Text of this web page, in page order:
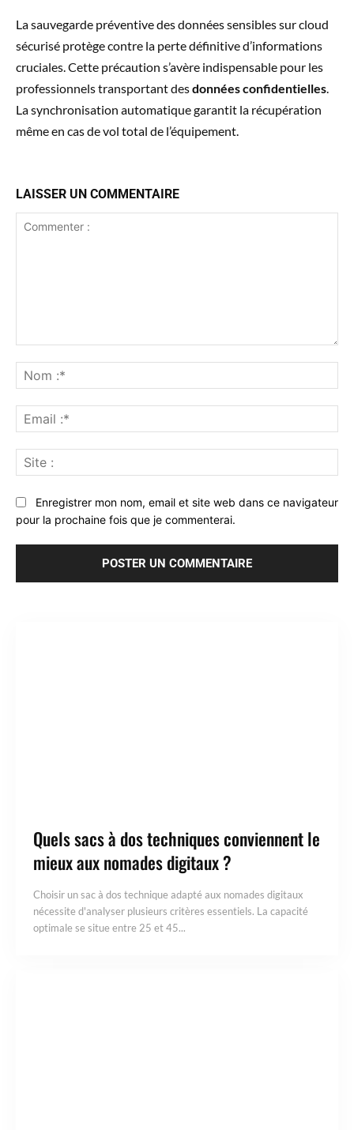
La sauvegarde préventive des données sensibles sur cloud
sécurisé protège contre la perte définitive d’informations
cruciales. Cette précaution s’avère indispensable pour les
professionnels transportant desdonnées confidentielles.
La synchronisation automatique garantit la récupération
même en cas de vol total de l’équipement.
LAISSER UN COMMENTAIRE
:*
:*
:
Enregistrer mon nom, email et site web dans ce navigateur
pour la prochaine fois que je commenterai.
Quels sacs à dos techniques conviennent le
mieux aux nomades digitaux ?
Choisir un sac à dos technique adapté aux nomades digitaux
nécessite d'analyser plusieurs critères essentiels. La capacité
optimale se situe entre 25 et 45...